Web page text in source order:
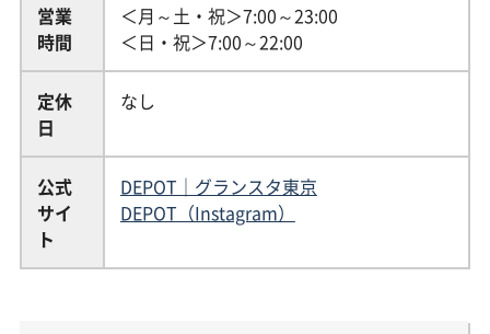
営業
時間
＜月～土・祝＞7:00～23:00
＜日・祝＞7:00～22:00
定休
日
なし
公式
サイ
ト
DEPOT｜グランスタ東京
DEPOT（Instagram）